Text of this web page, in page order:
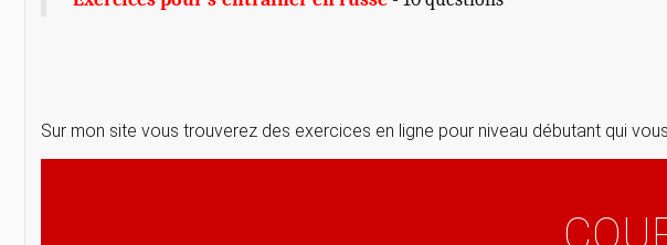
Sur mon site vous trouverez des exercices en ligne pour niveau débutant qui